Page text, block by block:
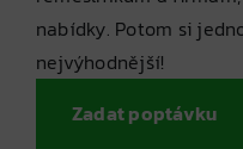
nabídky. Potom si
nejvýhodnější!
Zadat poptávku